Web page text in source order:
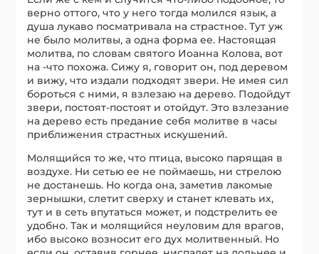
верно оттого, что у него тогда молился язык, а
душа лукаво посматривала на страстное. Тут уж
не было молитвы, а одна форма ее. Настоящая
молитва, по словам святого Иоанна Колова, вот
на -что похожа. Сижу я, говорит он, под деревом
и вижу, что издали подходят звери. Не имея сил
бороться с ними, я взлезаю на дерево. Подойдут
звери, постоят-постоят и отойдут. Это взлезание
на дерево есть предание себя молитве в часы
приближения страстных искушений.
Молящийся то же, что птица, высоко парящая в
воздухе. Ни сетью ее не поймаешь, ни стрелою
не достанешь. Но когда она, заметив лакомые
зернышки, слетит сверху и станет клевать их,
тут и в сеть впутаться может, и подстрелить ее
удобно. Так и молящийся неуловим для врагов,
ибо высоко возносит его дух молитвенный. Но